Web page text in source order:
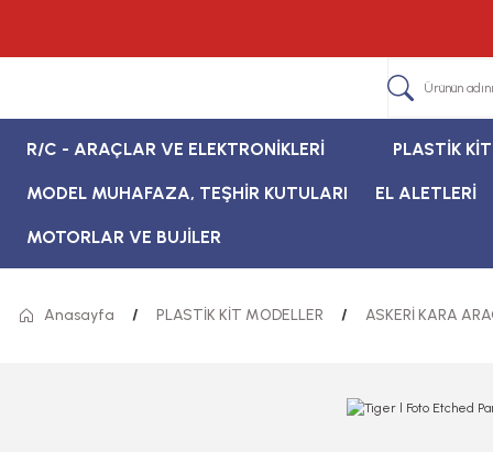
R/C - ARAÇLAR VE ELEKTRONİKLERİ PLASTİK
MODEL MUHAFAZA, TEŞHİR KUTULARI EL ALETLERİ
MOTORLAR VE BUJİLER
Anasayfa PLASTİK KİT MODELLER ASKERİ KARA